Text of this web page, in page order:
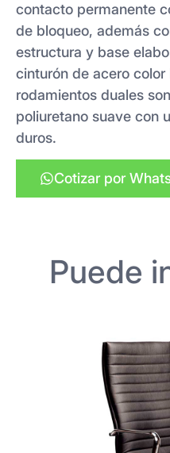
contacto permanente
de bloqueo, además
estructura y base
cinturón de acero
rodamientos duales
poliuretano suave con
duros.
Cotizar por
Puede